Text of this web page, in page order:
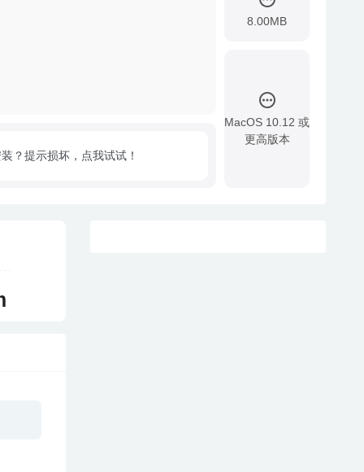
8.00MB
MacOS 10.12 或
更高版本
？提示损坏，点我试试！